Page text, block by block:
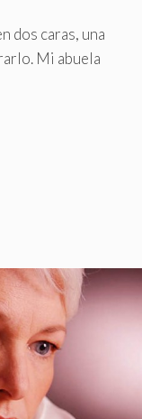
dos caras, una
Mi abuela